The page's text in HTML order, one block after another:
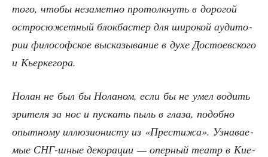
того, что­бы неза­мет­но про­толк­нуть в доро­гой
ост­ро­сю­жет­ный блок­ба­стер для широ­кой ауди­то­
рии фило­соф­ское выска­зы­ва­ние в духе Досто­ев­ско­го
и Кьеркегора.
Нолан не был бы Нола­ном, если бы не умел водить
зри­те­ля за нос и пус­кать пыль в гла­за, подоб­но
опыт­но­му иллю­зи­о­ни­сту из «Пре­сти­жа». Узна­ва­е­
мые СНГ-шные деко­ра­ции — опер­ный театр в Кие­